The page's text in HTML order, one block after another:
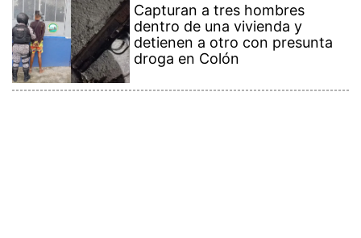
Capturan a tres hombres
dentro de una vivienda y
detienen a otro con presunta
droga en Colón